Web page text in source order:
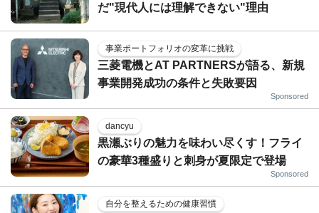
だ"現代人には理解できない"理由
事業ポートフォリオの変革に挑戦
三菱電機とAT PARTNERSが語る、新規
事業開発成功の条件と失敗要因
Sponsored
dancyu
黒瀬ぶりの魅力を味わい尽くす！フライ
の豪華3種盛りと刺身が夏限定で登場
Sponsored
自分を整えるための健康習慣